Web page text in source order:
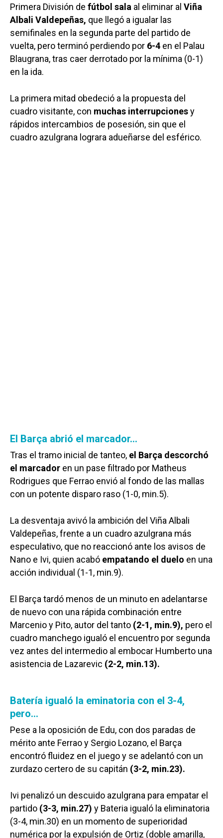
Primera División de fútbol sala al eliminar al Viña
Albali Valdepeñas, que llegó a igualar las
semifinales en la segunda parte del partido de
vuelta, pero terminó perdiendo por 6-4 en el Palau
Blaugrana, tras caer derrotado por la mínima (0-1)
en la ida.
La primera mitad obedeció a la propuesta del
cuadro visitante, con muchas interrupcionesy
rápidos intercambios de posesión, sin que el
cuadro azulgrana lograra adueñarse del esférico.
El Barça abrió el marcador…
Tras el tramo inicial de tanteo, el Barça descorchó
el marcador en un pase filtrado por Matheus
Rodrigues que Ferrao envió al fondo de las mallas
con un potente disparo raso (1-0, min.5).
La desventaja avivó la ambición del Viña Albali
Valdepeñas, frente a un cuadro azulgrana más
especulativo, que no reaccionó ante los avisos de
Nano e Ivi, quien acabó empatando el duelo en una
acción individual (1-1, min.9).
El Barça tardó menos de un minuto en adelantarse
de nuevo con una rápida combinación entre
Marcenio y Pito, autor del tanto (2-1, min.9), pero el
cuadro manchego igualó el encuentro por segunda
vez antes del intermedio al embocar Humberto una
asistencia de Lazarevic (2-2, min.13).
Batería igualó la eminatoria con el 3-4,
pero…
Pese a la oposición de Edu, con dos paradas de
mérito ante Ferrao y Sergio Lozano, el Barça
encontró fluidez en el juego y se adelantó con un
zurdazo certero de su capitán (3-2, min.23).
Ivi penalizó un descuido azulgrana para empatar el
partido (3-3, min.27) y Bateria igualó la eliminatoria
(3-4, min.30) en un momento de superioridad
numérica por la expulsión de Ortiz (doble amarilla,